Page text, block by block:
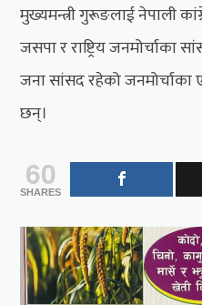
मुख्यमन्त्री गुरूङलाई नेपाली
जसपा र राष्ट्रिय जनमोर्चाका
जना सांसद रहेको
छन्।
60
SHARES